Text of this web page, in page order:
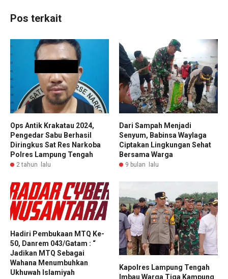
Pos terkait
Ops Antik Krakatau 2024,
Pengedar Sabu Berhasil
Diringkus Sat Res Narkoba
Polres Lampung Tengah
2 tahun lalu
Dari Sampah Menjadi
Senyum, Babinsa Waylaga
Ciptakan Lingkungan Sehat
Bersama Warga
9 bulan lalu
Hadiri Pembukaan MTQ Ke-
50, Danrem 043/Gatam : “
Jadikan MTQ Sebagai
Wahana Menumbuhkan
Ukhuwah Islamiyah
Kapolres Lampung Tengah
Imbau Warga Tiga Kampung